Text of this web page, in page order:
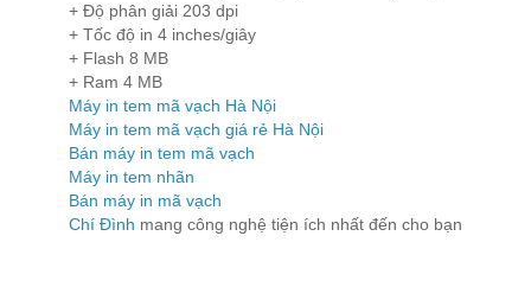
+ Độ phân giải 203 dpi
+ Tốc độ in 4 inches/giây
+ Flash 8 MB
+ Ram 4 MB
Máy in tem mã vạch Hà Nội
Máy in tem mã vạch giá rẻ Hà Nội
Bán máy in tem mã vạch
Máy in tem nhãn
Bán máy in mã vạch
Chí Đình mang công nghệ tiện ích nhất đến cho bạn